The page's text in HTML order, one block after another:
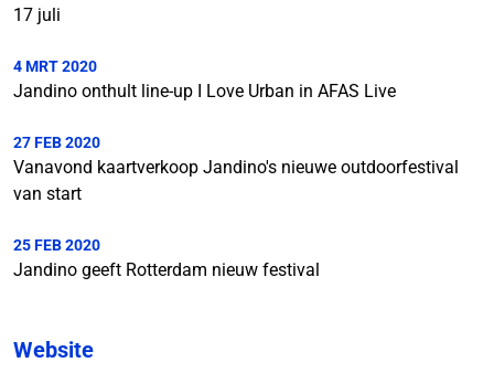
17 juli
4 MRT 2020
Jandino onthult line-up I Love Urban in AFAS Live
27 FEB 2020
Vanavond kaartverkoop Jandino's nieuwe outdoorfestival
van start
25 FEB 2020
Jandino geeft Rotterdam nieuw festival
Website